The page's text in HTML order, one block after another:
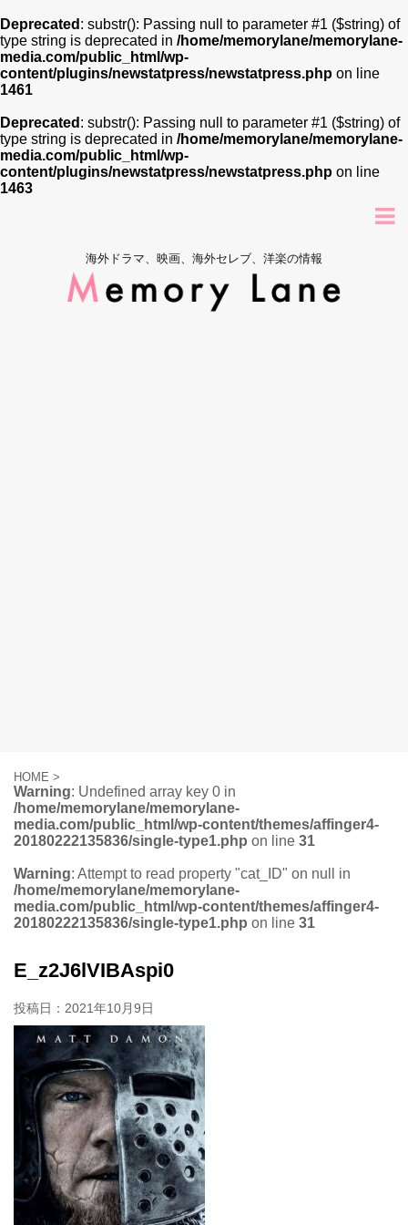
Deprecated : substr(): Passing null to parameter #1 ($string) of
type string is deprecated in /home/memorylane/memorylane-
media.com/public_html/wp-
content/plugins/newstatpress/newstatpress.php on line
1461
Deprecated : substr(): Passing null to parameter #1 ($string) of
type string is deprecated in /home/memorylane/memorylane-
media.com/public_html/wp-
content/plugins/newstatpress/newstatpress.php on line
1463
海外ドラマ、映画、海外セレブ、洋楽の情報
HOME >
Warning: Undefined array key 0 in
/home/memorylane/memorylane-
media.com/public_html/wp-content/themes/affinger4-
20180222135836/single-type1.php on line 31
Warning: Attempt to read property "cat_ID" on null in
/home/memorylane/memorylane-
media.com/public_html/wp-content/themes/affinger4-
20180222135836/single-type1.php on line 31
E_z2J6lVIBAspi0
投稿日： 2021年10月9日